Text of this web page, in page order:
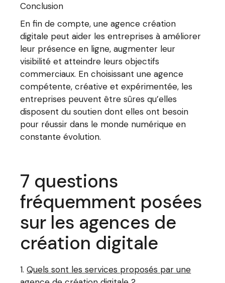
Conclusion
En fin de compte, une agence création
digitale peut aider les entreprises à améliorer
leur présence en ligne, augmenter leur
visibilité et atteindre leurs objectifs
commerciaux. En choisissant une agence
compétente, créative et expérimentée, les
entreprises peuvent être sûres qu’elles
disposent du soutien dont elles ont besoin
pour réussir dans le monde numérique en
constante évolution.
7 questions
fréquemment posées
sur les agences de
création digitale
Quels sont les services proposés par une